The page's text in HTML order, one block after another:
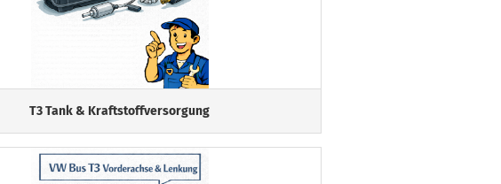
T3 Tank & Kraftstoffversorgung